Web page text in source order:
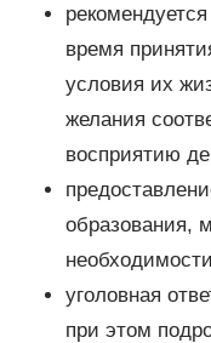
время
условия их
желания
восприятию
образования,
уголовная
при этом